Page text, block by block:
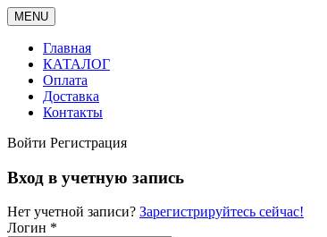
MENU
Главная
КАТАЛОГ
Оплата
Доставка
Контакты
Войти Регистрация
Вход в учетную запись
Нет учетной записи? Зарегистрируйтесь сейчас!
Логин *